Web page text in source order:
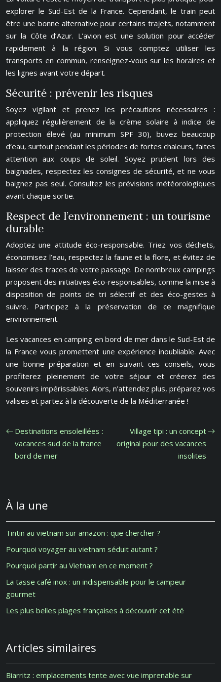
explorer le Sud-Est de la France. Cependant, le train peut
être une bonne alternative pour certains trajets, notamment
sur la Côte d’Azur. L’avion est une solution pour accéder
rapidement à la région. Si vous comptez utiliser les
transports en commun, renseignez-vous sur les horaires et
les lignes avant votre départ.
Sécurité : prévenir les risques
Soyez vigilant et prenez les précautions nécessaires :
appliquez régulièrement de la crème solaire à indice de
protection élevé (au minimum SPF 30), buvez beaucoup
d’eau, surtout pendant les périodes de fortes chaleurs, faites
attention aux coups de soleil. Soyez prudent lors des
baignades, respectez les consignes de sécurité, et ne vous
baignez pas seul. Consultez les prévisions météorologiques
avant chaque sortie.
Respect de l’environnement : un tourisme
durable
Adoptez une attitude éco-responsable. Triez vos déchets,
économisez l’eau, respectez la faune et la flore, et évitez de
laisser des traces de votre passage. De nombreux campings
proposent des initiatives éco-responsables, comme la mise à
disposition de points de tri sélectif et des éco-gestes à
suivre. Participez à la préservation de ce magnifique
environnement.
Les vacances en camping en bord de mer dans le Sud-Est de
la France vous promettent une expérience inoubliable. Avec
une bonne préparation et en suivant ces conseils, vous
profiterez pleinement de votre séjour et créerez des
souvenirs impérissables. Alors, n’attendez plus, préparez vos
valises et partez à la découverte de la Méditerranée !
Destinations ensoleillées :
vacances sud de la france
bord de mer
Village tipi : un concept
original pour des vacances
insolites
À la une
Tintin au vietnam sur amazon : que chercher ?
Pourquoi voyager au vietnam séduit autant ?
Pourquoi partir au Vietnam en ce moment ?
La tasse café inox : un indispensable pour le campeur
gourmet
Les plus belles plages françaises à découvrir cet été
Articles similaires
Biarritz : emplacements tente avec vue imprenable sur